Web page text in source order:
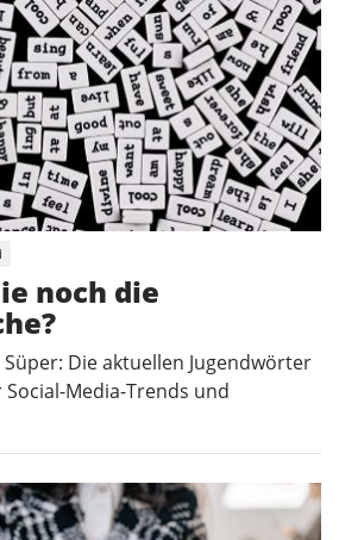
noch die
Die aktuellen Jugendwörter
Media-Trends und